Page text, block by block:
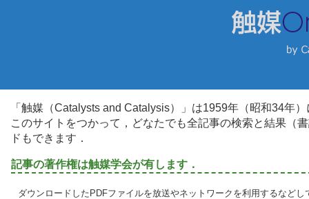
「触媒（Catalysts and Catalysis）」は1959年（昭和34年
このサイトをつかって，どなたでも全記事の検索と結果（
ドもできます．
記事の著作権は触媒学会が有します．
ダウンロードしたPDFファイルを放送やネットワークを利用するなど